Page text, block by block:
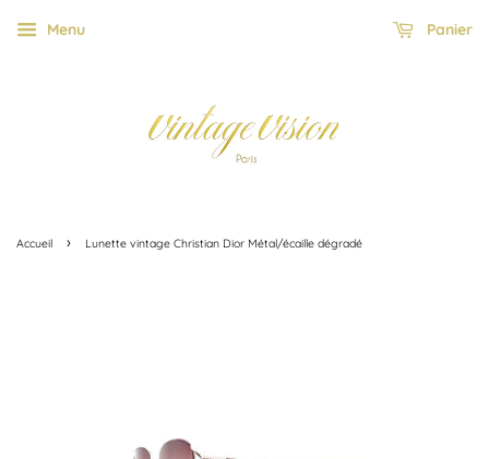
Menu Panier
Accueil › Lunette vintage Christian Dior Métal/écaille dégradé